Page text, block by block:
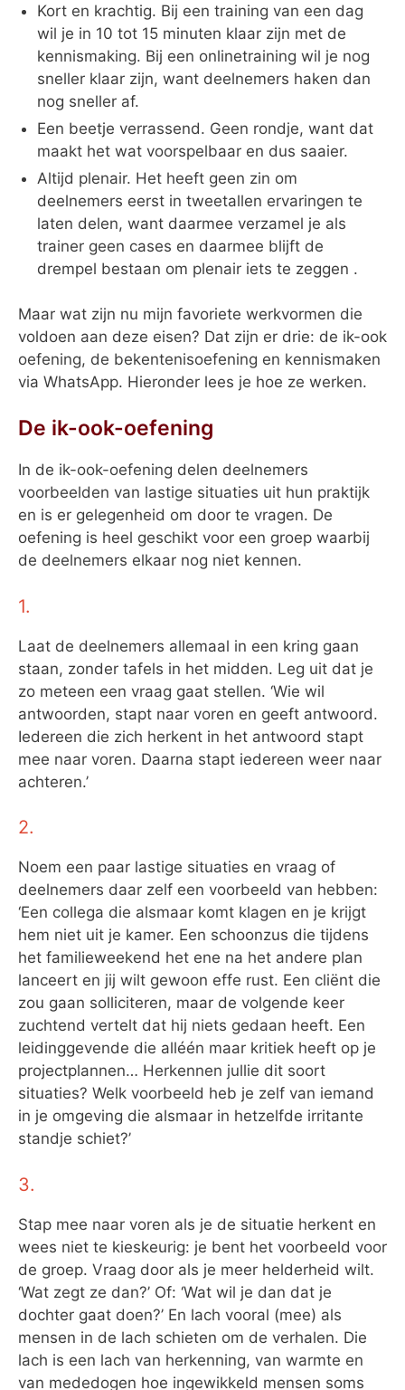
Kort en krachtig. Bij een training van een dag
wil je in 10 tot 15 minuten klaar zijn met de
kennismaking. Bij een onlinetraining wil je nog
sneller klaar zijn, want deelnemers haken dan
nog sneller af.
Een beetje verrassend. Geen rondje, want dat
maakt het wat voorspelbaar en dus saaier.
Altijd plenair. Het heeft geen zin om
deelnemers eerst in tweetallen ervaringen te
laten delen, want daarmee verzamel je als
trainer geen cases en daarmee blijft de
drempel bestaan om plenair iets te zeggen .
Maar wat zijn nu mijn favoriete werkvormen die
voldoen aan deze eisen? Dat zijn er drie: de ik-ook
oefening, de bekentenisoefening en kennismaken
via WhatsApp. Hieronder lees je hoe ze werken.
De ik-ook-oefening
In de ik-ook-oefening delen deelnemers
voorbeelden van lastige situaties uit hun praktijk
en is er gelegenheid om door te vragen. De
oefening is heel geschikt voor een groep waarbij
de deelnemers elkaar nog niet kennen.
1.
Laat de deelnemers allemaal in een kring gaan
staan, zonder tafels in het midden. Leg uit dat je
zo meteen een vraag gaat stellen. ‘Wie wil
antwoorden, stapt naar voren en geeft antwoord.
Iedereen die zich herkent in het antwoord stapt
mee naar voren. Daarna stapt iedereen weer naar
achteren.’
2.
Noem een paar lastige situaties en vraag of
deelnemers daar zelf een voorbeeld van hebben:
‘Een collega die alsmaar komt klagen en je krijgt
hem niet uit je kamer. Een schoonzus die tijdens
het familieweekend het ene na het andere plan
lanceert en jij wilt gewoon effe rust. Een cliënt die
zou gaan solliciteren, maar de volgende keer
zuchtend vertelt dat hij niets gedaan heeft. Een
leidinggevende die alléén maar kritiek heeft op je
projectplannen… Herkennen jullie dit soort
situaties? Welk voorbeeld heb je zelf van iemand
in je omgeving die alsmaar in hetzelfde irritante
standje schiet?’
3.
Stap mee naar voren als je de situatie herkent en
wees niet te kieskeurig: je bent het voorbeeld voor
de groep. Vraag door als je meer helderheid wilt.
‘Wat zegt ze dan?’ Of: ‘Wat wil je dan dat je
dochter gaat doen?’ En lach vooral (mee) als
mensen in de lach schieten om de verhalen. Die
lach is een lach van herkenning, van warmte en
van mededogen hoe ingewikkeld mensen soms